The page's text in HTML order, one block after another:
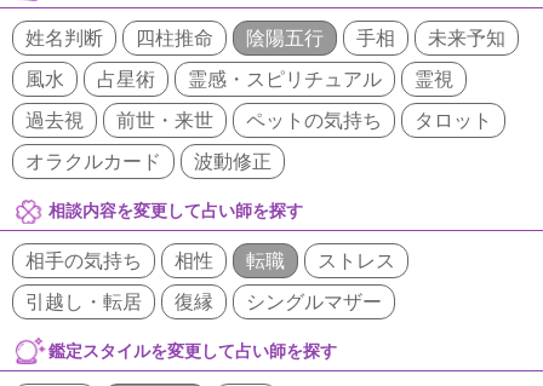
姓名判断 四柱推命 陰陽五行 手相
未来予知
風水
占星術 霊感・スピリチュアル
霊視
過去視
前世・来世 ペットの気持ち
タロット
オラクルカード
波動修正
相談内容を変更して占い師を探す
相手の気持ち 相性 転職
ストレス
引越し・転居
復縁 シングルマザー
鑑定スタイルを変更して占い師を探す